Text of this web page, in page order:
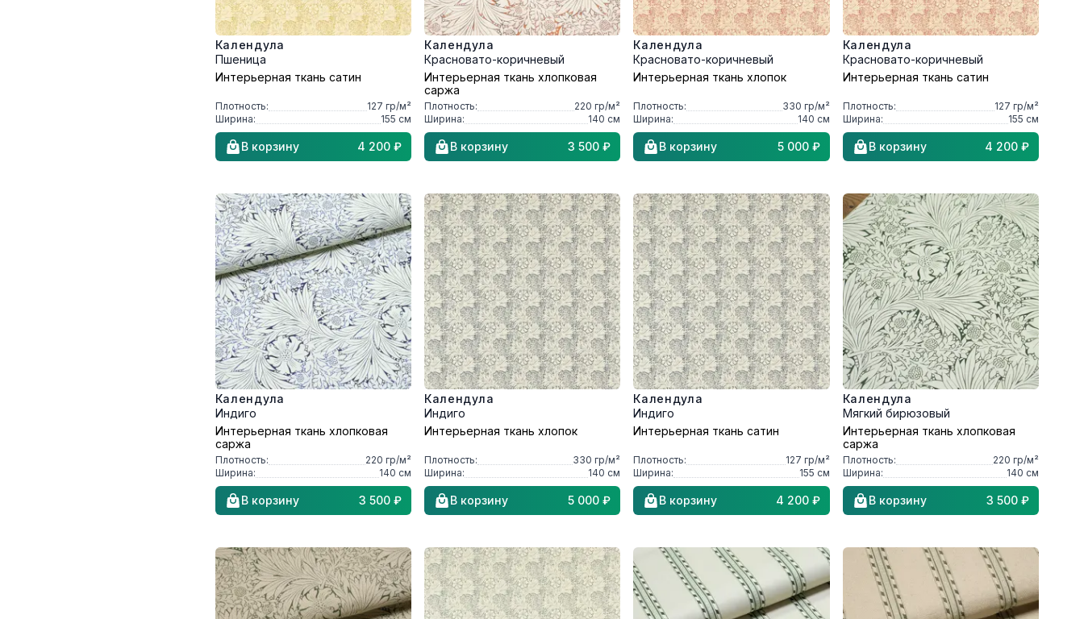
Календула
Пшеница
Интерьерная ткань сатин
Плотность: 127 гр/м²
Ширина:
155 см
В корзину 4 200 ₽
Календула
Красновато-коричневый
Интерьерная ткань хлопковая
саржа
Плотность: 220 гр/м²
Ширина:
140 см
В корзину 3 500 ₽
Календула
Красновато-коричневый
Интерьерная ткань хлопок
Плотность: 330 гр/м²
Ширина:
140 см
В корзину 5 000 ₽
Календула
Красновато-коричневый
Интерьерная ткань сатин
Плотность: 127 гр/м²
Ширина:
155 см
В корзину 4 200 ₽
Календула
Индиго
Интерьерная ткань хлопковая
саржа
Плотность: 220 гр/м²
Ширина:
140 см
В корзину 3 500 ₽
Календула
Индиго
Интерьерная ткань хлопок
Плотность: 330 гр/м²
Ширина:
140 см
В корзину 5 000 ₽
Календула
Индиго
Интерьерная ткань сатин
Плотность: 127 гр/м²
Ширина:
155 см
В корзину 4 200 ₽
Календула
Мягкий бирюзовый
Интерьерная ткань хлопковая
саржа
Плотность: 220 гр/м²
Ширина:
140 см
В корзину 3 500 ₽